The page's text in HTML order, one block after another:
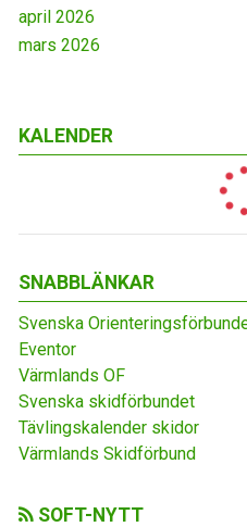
april 2026
mars 2026
KALENDER
SNABBLÄNKAR
Svenska
Eventor
Värmlands OF
Svenska skidförbundet
Tävlingskalender skidor
Värmlands Skidförbund
SOFT-NYTT